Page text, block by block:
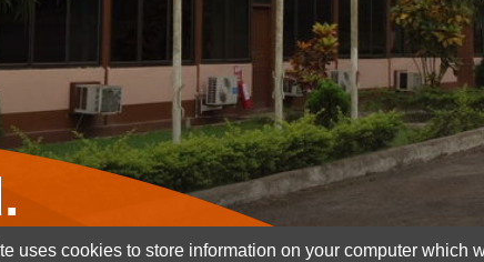
uses cookies to store information on your computer which